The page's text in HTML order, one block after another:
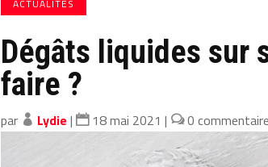
ACTUALITÉS
Dégâts liquides sur
faire ?
par Lydie | 18 mai 2021 | 0